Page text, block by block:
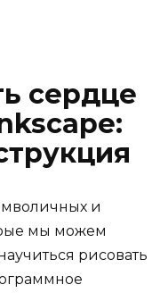
сердце
и
мы можем
рисовать